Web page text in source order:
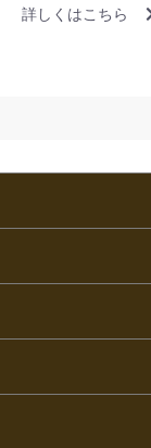
詳しくはこちら